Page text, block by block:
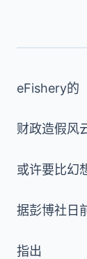
eFishery的
财政造假风
或许要比幻
据彭博社日
指出